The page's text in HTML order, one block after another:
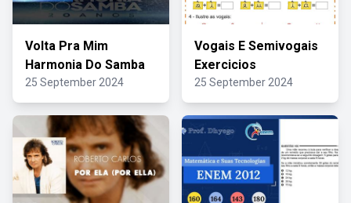
Volta Pra Mim
Harmonia Do Samba
25 September 2024
Vogais E Semivogais
Exercicios
25 September 2024